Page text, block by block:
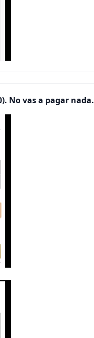
No vas a pagar nada.